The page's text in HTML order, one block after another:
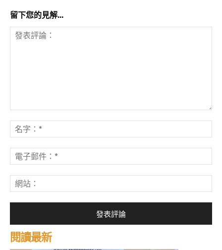
留下您的見解...
表
評
論：
字
*
子
郵
*站
閱讀最新